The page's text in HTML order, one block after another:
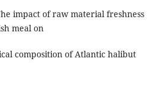
impact of raw material freshness
meal on
composition of Atlantic halibut